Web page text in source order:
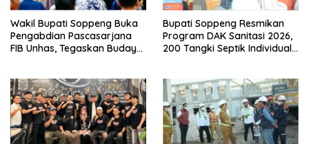
Wakil Bupati Soppeng Buka
Pengabdian Pascasarjana
FIB Unhas, Tegaskan Budaya
Bupati Soppeng Resmikan
Program DAK Sanitasi 2026,
200 Tangki Septik Individual